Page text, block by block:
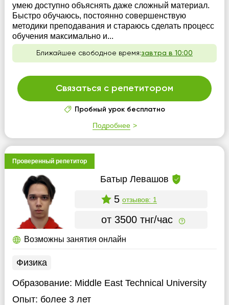
умею доступно объяснять даже сложный материал.
Быстро обучаюсь, постоянно совершенствую
методики преподавания и стараюсь сделать процесс
обучения максимально и...
Ближайшее свободное время:завтра в 10:00
Связаться с репетитором
Пробный урок бесплатно
Подробнее
Проверенный репетитор
Батыр Левашов
5 отзывов: 1
от 3500 тнг/час
Возможны занятия онлайн
Физика
Образование: Middle East Technical University
Опыт: более 3 лет